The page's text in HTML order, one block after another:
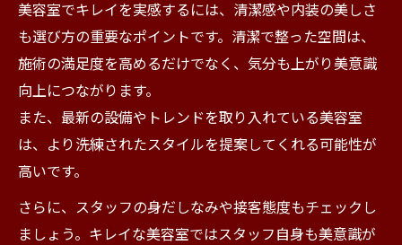
美容室でキレイを実感するには、清潔感や内装の美しさ
も選び方の重要なポイントです。清潔で整った空間は、
施術の満足度を高めるだけでなく、気分も上がり美意識
向上につながります。
また、最新の設備やトレンドを取り入れている美容室
は、より洗練されたスタイルを提案してくれる可能性が
高いです。
さらに、スタッフの身だしなみや接客態度もチェックし
ましょう。キレイな美容室ではスタッフ自身も美意識が